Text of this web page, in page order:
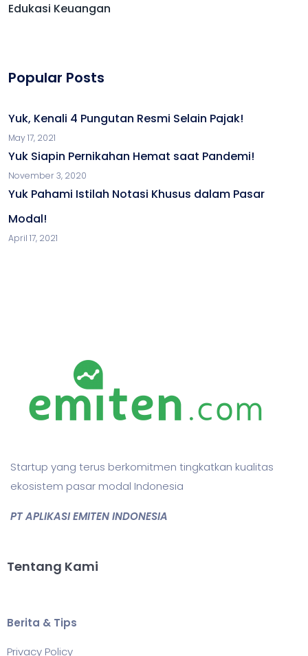
Edukasi Keuangan
Popular Posts
Yuk, Kenali 4 Pungutan Resmi Selain Pajak!
May 17, 2021
Yuk Siapin Pernikahan Hemat saat Pandemi!
November 3, 2020
Yuk Pahami Istilah Notasi Khusus dalam Pasar
Modal!
April 17, 2021
Startup yang terus berkomitmen tingkatkan kualitas
ekosistem pasar modal Indonesia
PT APLIKASI EMITEN INDONESIA
Tentang Kami
Berita & Tips
Privacy Policy